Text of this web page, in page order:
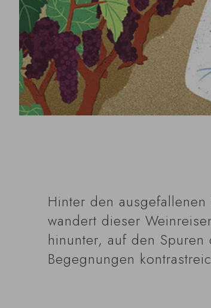
Hinter den ausgefallenen
wandert dieser
hinunter, auf den
Begegnungen